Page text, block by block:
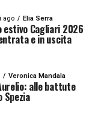
. La
ha del
storico
potrebbero
per la
ago Elia Serra
estivo Cagliari 2026
e in uscita
Veronica Mandala
alle battute